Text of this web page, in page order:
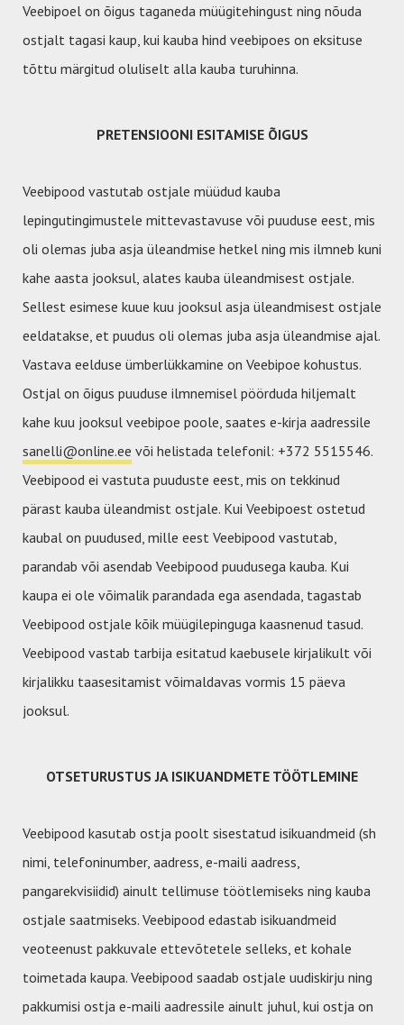
Veebipoel on õigus taganeda müügitehingust ning nõuda
ostjalt tagasi kaup, kui kauba hind veebipoes on eksituse
tõttu märgitud oluliselt alla kauba turuhinna.
PRETENSIOONI ESITAMISE ÕIGUS
Veebipood vastutab ostjale müüdud kauba
lepingutingimustele mittevastavuse või puuduse eest, mis
oli olemas juba asja üleandmise hetkel ning mis ilmneb kuni
kahe aasta jooksul, alates kauba üleandmisest ostjale.
Sellest esimese kuue kuu jooksul asja üleandmisest ostjale
eeldatakse, et puudus oli olemas juba asja üleandmise ajal.
Vastava eelduse ümberlükkamine on Veebipoe kohustus.
Ostjal on õigus puuduse ilmnemisel pöörduda hiljemalt
kahe kuu jooksul veebipoe poole, saates e-kirja aadressile
sanelli@online.ee või helistada telefonil: +372 5515546.
Veebipood ei vastuta puuduste eest, mis on tekkinud
pärast kauba üleandmist ostjale. Kui Veebipoest ostetud
kaubal on puudused, mille eest Veebipood vastutab,
parandab või asendab Veebipood puudusega kauba. Kui
kaupa ei ole võimalik parandada ega asendada, tagastab
Veebipood ostjale kõik müügilepinguga kaasnenud tasud.
Veebipood vastab tarbija esitatud kaebusele kirjalikult või
kirjalikku taasesitamist võimaldavas vormis 15 päeva
jooksul.
OTSETURUSTUS JA ISIKUANDMETE TÖÖTLEMINE
Veebipood kasutab ostja poolt sisestatud isikuandmeid (sh
nimi, telefoninumber, aadress, e-maili aadress,
pangarekvisiidid) ainult tellimuse töötlemiseks ning kauba
ostjale saatmiseks. Veebipood edastab isikuandmeid
veoteenust pakkuvale ettevõtetele selleks, et kohale
toimetada kaupa. Veebipood saadab ostjale uudiskirju ning
pakkumisi ostja e-maili aadressile ainult juhul, kui ostja on